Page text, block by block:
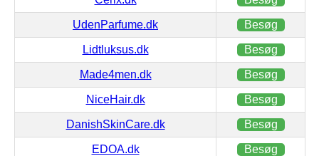
UdenParfume.dk Besøg
Lidtluksus.dk Besøg
Made4men.dk Besøg
NiceHair.dk Besøg
DanishSkinCare.dk Besøg
EDOA.dk Besøg